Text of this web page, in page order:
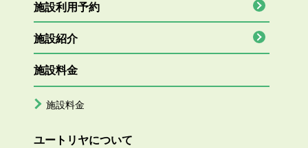
施設利用予約
施設紹介
施設料金
施設料金
ユートリヤについて